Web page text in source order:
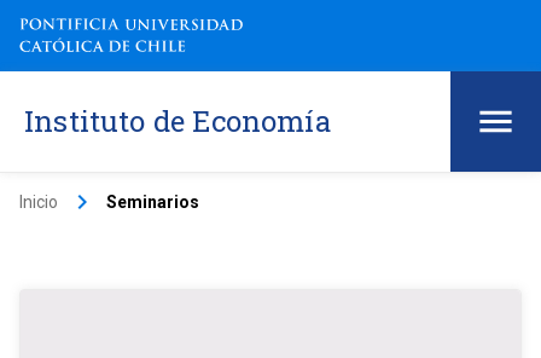
Instituto de Economía
Inicio keyboard_arrow_right Seminarios